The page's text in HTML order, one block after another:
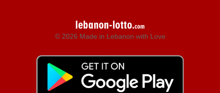
© 2026 Made in Lebanon with Love